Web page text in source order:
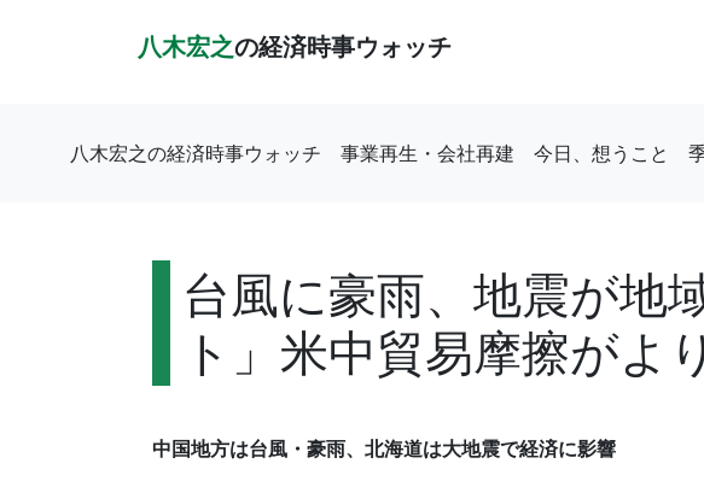
八木宏之の経済時事ウォッチ
八木宏之の経済時事ウォッチ 事業再生・会社再建 今日、想うこと
台風に豪雨、地震が地
ト」米中貿易摩擦がよ
中国地方は台風・豪雨、北海道は大地震で経済に影響